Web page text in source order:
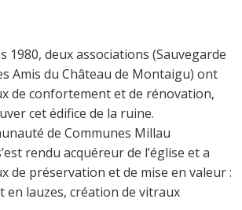
1980, deux associations (Sauvegarde
Amis du Château de Montaigu) ont
de confortement et de rénovation,
cet édifice de la ruine.
de Communes Millau
rendu acquéreur de l’église et a
de préservation et de mise en valeur :
lauzes, création de vitraux